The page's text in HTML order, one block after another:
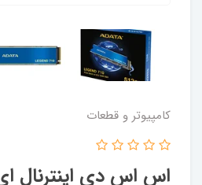
کامپیوتر و قطعات
اس اس دی اینترنال